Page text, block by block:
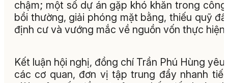
chậm; một số dự án gặp khó khăn trong
bồi thường, giải phóng mặt bằng, thiếu quỹ
định cư và vướng mắc về nguồn vốn thực hiện.
Kết luận hội nghị, đồng chí Trần Phú Hùng yêu
các cơ quan, đơn vị tập trung đẩy nhanh